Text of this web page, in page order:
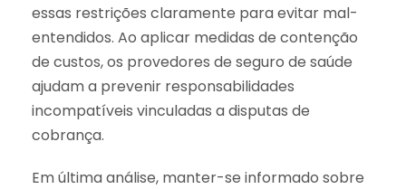
essas restrições claramente para evitar mal-
entendidos. Ao aplicar medidas de contenção
de custos, os provedores de seguro de saúde
ajudam a prevenir responsabilidades
incompatíveis vinculadas a disputas de
cobrança.
Em última análise, manter-se informado sobre